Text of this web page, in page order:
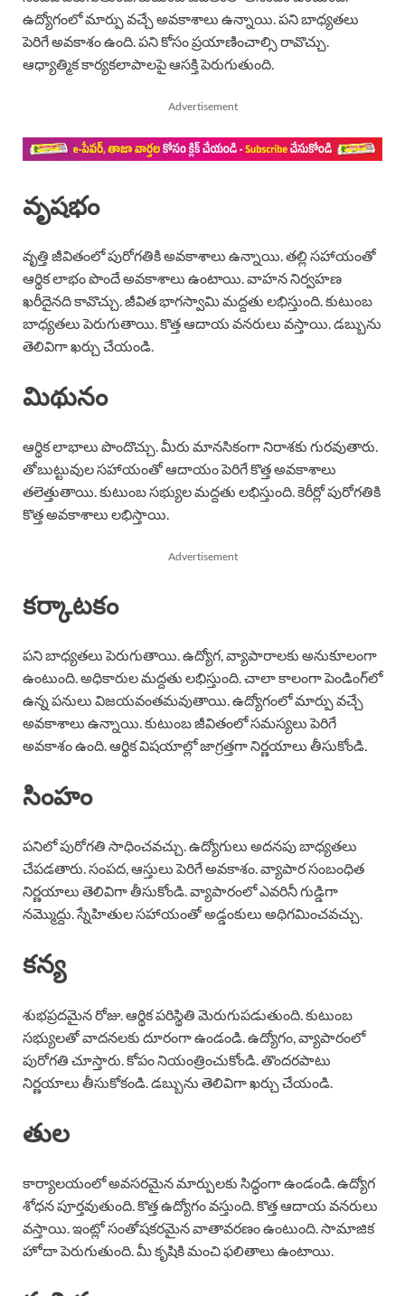
ఉద్యోగంలో మార్పు వచ్చే అవకాశాలు ఉన్నాయి. పని బాధ్యతలు
పెరిగే అవకాశం ఉంది. పని కోసం ప్రయాణించాల్సి రావొచ్చు.
ఆధ్యాత్మిక కార్యకలాపాలపై ఆసక్తి పెరుగుతుంది.
Advertisement
వృషభం
వృత్తి జీవితంలో పురోగతికి అవకాశాలు ఉన్నాయి. తల్లి సహాయంతో
ఆర్థిక లాభం పొందే అవకాశాలు ఉంటాయి. వాహన నిర్వహణ
ఖరీదైనది కావొచ్చు. జీవిత భాగస్వామి మద్దతు లభిస్తుంది. కుటుంబ
బాధ్యతలు పెరుగుతాయి. కొత్త ఆదాయ వనరులు వస్తాయి. డబ్బును
తెలివిగా ఖర్చు చేయండి.
మిథునం
ఆర్థిక లాభాలు పొందొచ్చు. మీరు మానసికంగా నిరాశకు గురవుతారు.
తోబుట్టువుల సహాయంతో ఆదాయం పెరిగే కొత్త అవకాశాలు
తలెత్తుతాయి. కుటుంబ సభ్యుల మద్దతు లభిస్తుంది. కెరీర్లో పురోగతికి
కొత్త అవకాశాలు లభిస్తాయి.
Advertisement
కర్కాటకం
పని బాధ్యతలు పెరుగుతాయి. ఉద్యోగ, వ్యాపారాలకు అనుకూలంగా
ఉంటుంది. అధికారుల మద్దతు లభిస్తుంది. చాలా కాలంగా పెండింగ్‌లో
ఉన్న పనులు విజయవంతమవుతాయి. ఉద్యోగంలో మార్పు వచ్చే
అవకాశాలు ఉన్నాయి. కుటుంబ జీవితంలో సమస్యలు పెరిగే
అవకాశం ఉంది. ఆర్థిక విషయాల్లో జాగ్రత్తగా నిర్ణయాలు తీసుకోండి.
సింహం
పనిలో పురోగతి సాధించవచ్చు. ఉద్యోగులు అదనపు బాధ్యతలు
చేపడతారు. సంపద, ఆస్తులు పెరిగే అవకాశం. వ్యాపార సంబంధిత
నిర్ణయాలు తెలివిగా తీసుకోండి. వ్యాపారంలో ఎవరినీ గుడ్డిగా
నమ్మొద్దు. స్నేహితుల సహాయంతో అడ్డంకులు అధిగమించవచ్చు.
కన్య
శుభప్రదమైన రోజు. ఆర్థిక పరిస్థితి మెరుగుపడుతుంది. కుటుంబ
సభ్యులతో వాదనలకు దూరంగా ఉండండి. ఉద్యోగం, వ్యాపారంలో
పురోగతి చూస్తారు. కోపం నియంత్రించుకోండి. తొందరపాటు
నిర్ణయాలు తీసుకోకండి. డబ్బును తెలివిగా ఖర్చు చేయండి.
తుల
కార్యాలయంలో అవసరమైన మార్పులకు సిద్ధంగా ఉండండి. ఉద్యోగ
శోధన పూర్తవుతుంది. కొత్త ఉద్యోగం వస్తుంది. కొత్త ఆదాయ వనరులు
వస్తాయి. ఇంట్లో సంతోషకరమైన వాతావరణం ఉంటుంది. సామాజిక
హోదా పెరుగుతుంది. మీ కృషికి మంచి ఫలితాలు ఉంటాయి.